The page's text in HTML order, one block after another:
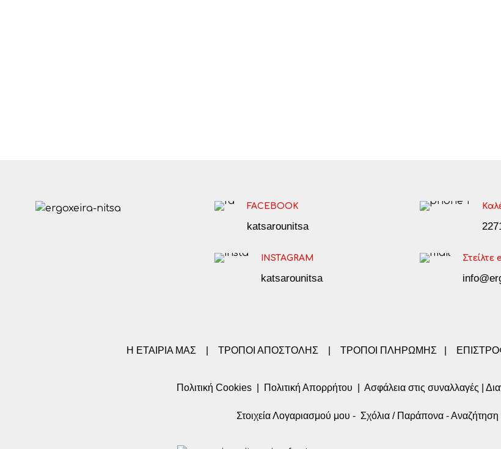
FACEBOOK
katsarounitsa
INSTAGRAM
katsarounitsa
Στείλτε
Η ΕΤΑΙΡΙΑ ΜΑΣ ΤΡΟΠΟΙ ΑΠΟΣΤΟΛΗΣ ΤΡΟΠΟΙ ΠΛΗΡΩΜΗΣ
Πολιτική Cookies Πολιτική Απορρήτου Ασφάλεια στις συναλλαγές
Στοιχεία Λογαριασμού μου - Σχόλια / Παράπονα -Αναζήτηση